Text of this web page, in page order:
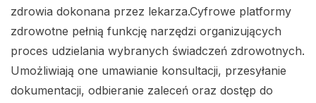
zdrowia dokonana przez lekarza.Cyfrowe platformy
zdrowotne pełnią funkcję narzędzi organizujących
proces udzielania wybranych świadczeń zdrowotnych.
Umożliwiają one umawianie konsultacji, przesyłanie
dokumentacji, odbieranie zaleceń oraz dostęp do